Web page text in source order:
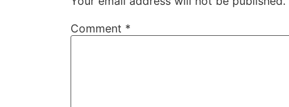
Comment *